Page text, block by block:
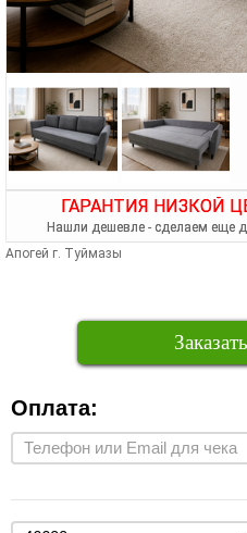
ГАРАНТИЯ НИЗКОЙ
Нашли дешевле - сделаем еще
Апогей г. Туймазы
Оплата: